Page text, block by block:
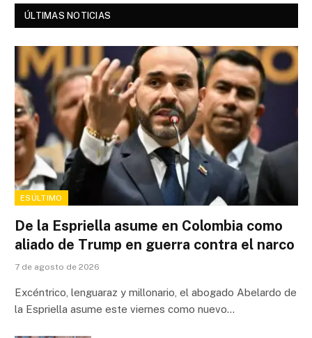
ÚLTIMAS NOTICIAS
ESÚLTIMO
De la Espriella asume en Colombia como
aliado de Trump en guerra contra el narco
7 de agosto de 2026
Excéntrico, lenguaraz y millonario, el abogado Abelardo de
la Espriella asume este viernes como nuevo…